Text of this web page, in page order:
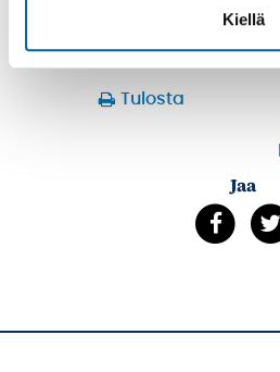
Kiellä
Tulosta
Jaa